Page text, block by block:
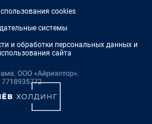
cookies
системы
и обработки персональных данных и
сайта